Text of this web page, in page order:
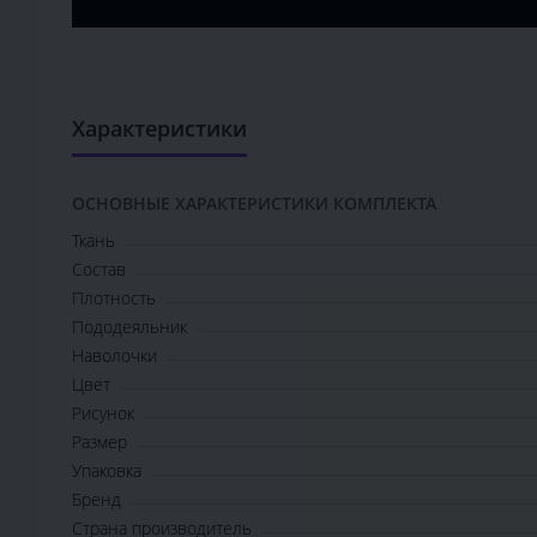
Характеристики
ОСНОВНЫЕ ХАРАКТЕРИСТИКИ КОМПЛЕКТА
Ткань
Состав
Плотность
Пододеяльник
Наволочки
Цвет
Рисунок
Размер
Упаковка
Бренд
Страна производитель